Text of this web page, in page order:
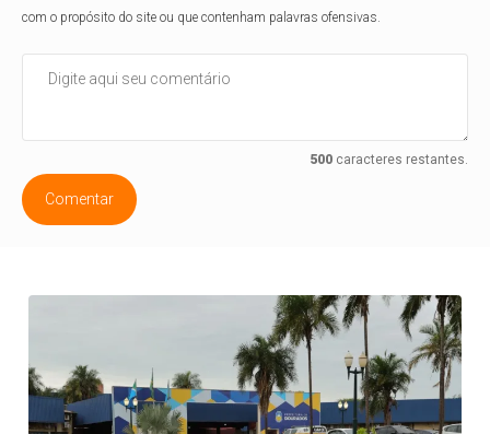
com o propósito do site ou que contenham palavras ofensivas.
500caracteres restantes.
Comentar